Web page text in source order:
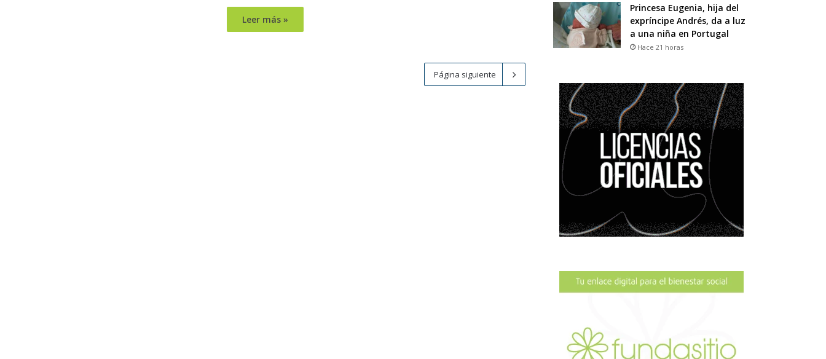
Leer más »
Página siguiente
Princesa Eugenia, hija del
expríncipe Andrés, da a luz
a una niña en Portugal
Hace 21 horas